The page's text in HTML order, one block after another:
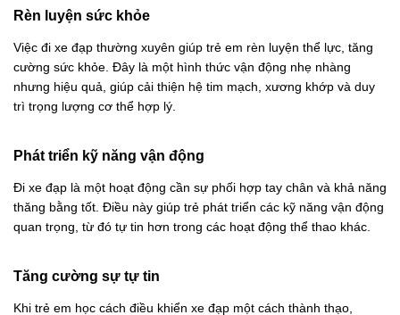
Rèn luyện sức khỏe
Việc đi xe đạp thường xuyên giúp trẻ em rèn luyện thể lực, tăng
cường sức khỏe. Đây là một hình thức vận động nhẹ nhàng
nhưng hiệu quả, giúp cải thiện hệ tim mạch, xương khớp và duy
trì trọng lượng cơ thể hợp lý.
Phát triển kỹ năng vận động
Đi xe đạp là một hoạt động cần sự phối hợp tay chân và khả năng
thăng bằng tốt. Điều này giúp trẻ phát triển các kỹ năng vận động
quan trọng, từ đó tự tin hơn trong các hoạt động thể thao khác.
Tăng cường sự tự tin
Khi trẻ em học cách điều khiển xe đạp một cách thành thạo,